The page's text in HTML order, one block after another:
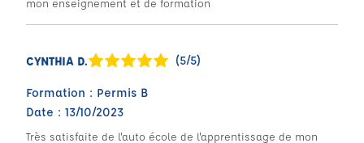
mon enseignement et de formation
CYNTHIA D. (5/5)
Formation : Permis B
Date : 13/10/2023
Très satisfaite de l'auto école de l'apprentissage de mon